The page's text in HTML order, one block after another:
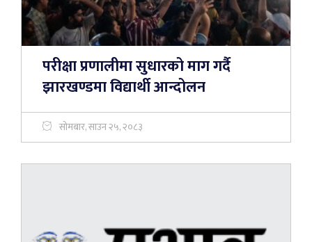
परीक्षा प्रणालीमा सुधारको माग गर्दै
झारखण्डमा विद्यार्थी आन्दोलन
सोमबार, साउन २५, २०८३